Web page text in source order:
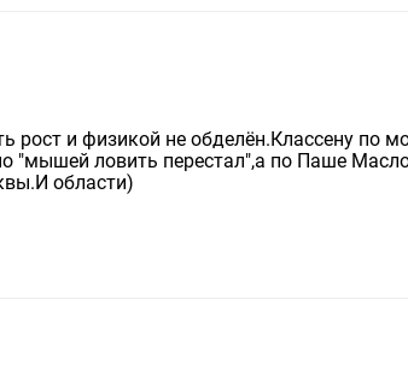
рост и физикой не обделён.Классену по
"мышей ловить перестал",а по Паше
области)